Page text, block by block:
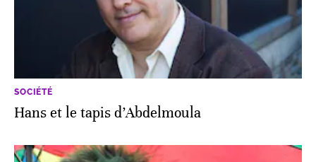
SOCIÉTÉ
Hans et le tapis d’Abdelmoula